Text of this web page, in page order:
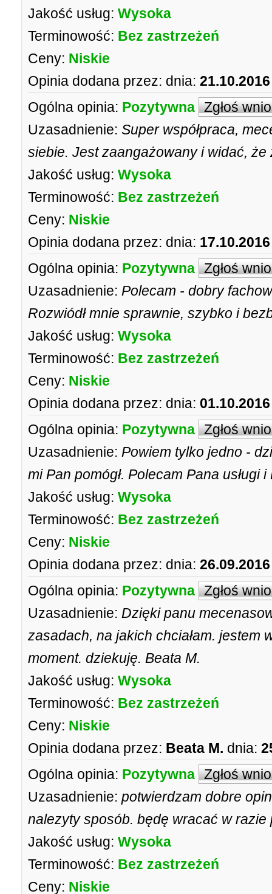
Jakość usług: Wysoka
Terminowość: Bez zastrzeżeń
Ceny: Niskie
Opinia dodana przez: dnia:
Ogólna opinia: Pozytywna Zgłoś
Uzasadnienie: Super współpraca,
siebie. Jest zaangażowany i widać,
Jakość usług: Wysoka
Terminowość: Bez zastrzeżeń
Ceny: Niskie
Opinia dodana przez: dnia:
Ogólna opinia: Pozytywna Zgłoś
Uzasadnienie: Polecam - dobry
Rozwiódł mnie sprawnie, szybko i
Jakość usług: Wysoka
Terminowość: Bez zastrzeżeń
Ceny: Niskie
Opinia dodana przez: dnia:
Ogólna opinia: Pozytywna Zgłoś
Uzasadnienie: Powiem tylko jedno -
mi Pan pomógł. Polecam Pana usługi
Jakość usług: Wysoka
Terminowość: Bez zastrzeżeń
Ceny: Niskie
Opinia dodana przez: dnia:
Ogólna opinia: Pozytywna Zgłoś
Uzasadnienie: Dzięki panu
zasadach, na jakich chciałam. jestem
moment. dziekuję. Beata M.
Jakość usług: Wysoka
Terminowość: Bez zastrzeżeń
Ceny: Niskie
Opinia dodana przez: Beata M. dnia:
Ogólna opinia: Pozytywna Zgłoś
Uzasadnienie: potwierdzam dobre
nalezyty sposób. będę wracać w razie
Jakość usług: Wysoka
Terminowość: Bez zastrzeżeń
Ceny: Niskie